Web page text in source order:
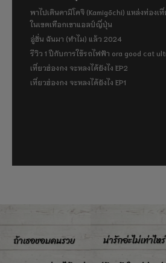
พาไปเดินคามิโคจิ (Kamigōchi) แหล่งท่องเ
ในเขตเทือกเขาแอลป์ญี่ปุ่น
อู่ฮั่น ฉันมา (ทำไม) แล้ว 2024
รีวิว 1 ปีกับการใช้รถไฟฟ้า ora good cat
เที่ยวฮ่องกง จะหลงได้ยังไง EP2
เที่ยวฮ่องกง จะหลงได้ยังไง EP1